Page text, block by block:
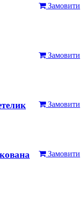
Замовити
Замовити
Замовити
Замовити